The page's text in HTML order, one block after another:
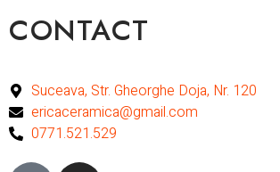
CONTACT
Suceava, Str. Gheorghe Doja, Nr. 120
ericaceramica@gmail.com
0771.521.529